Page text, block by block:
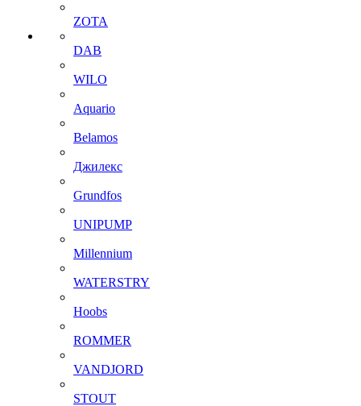
ZOTA
DAB
WILO
Aquario
Belamos
Джилекс
Grundfos
UNIPUMP
Millennium
WATERSTRY
Hoobs
ROMMER
VANDJORD
STOUT